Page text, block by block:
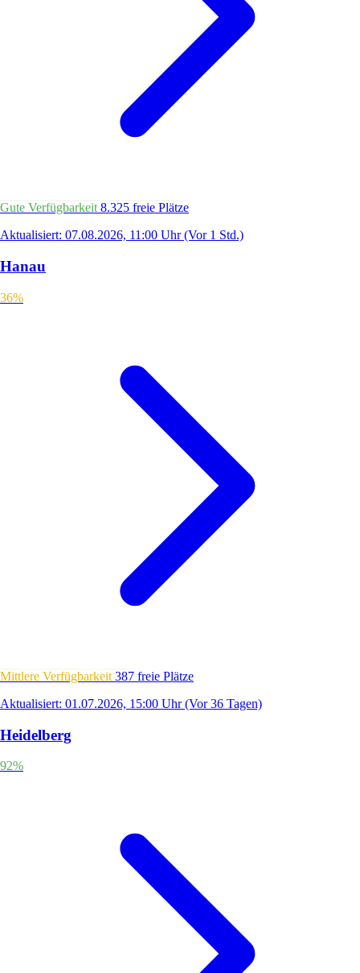
Gute Verfügbarkeit 8.325 freie Plätze
Aktualisiert: 07.08.2026, 11:00 Uhr(Vor 1 Std.)
Hanau
36%
Mittlere Verfügbarkeit 387 freie Plätze
Aktualisiert: 01.07.2026, 15:00 Uhr(Vor 36 Tagen)
Heidelberg
92%